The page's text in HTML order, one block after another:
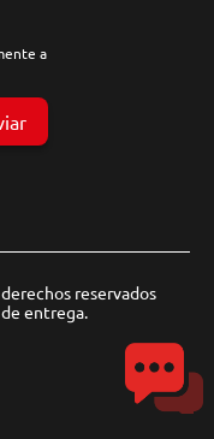
a
reservados
entrega.